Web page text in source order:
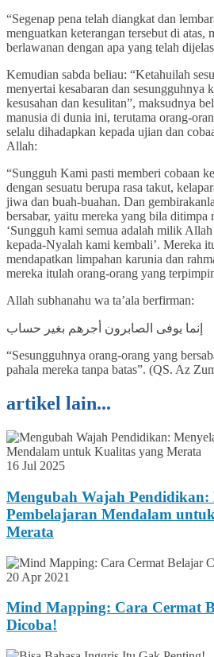
“Segenap pena telah diangkat dan
menguatkan keterangan tersebut di atas,
berlawanan dengan apa yang telah
Kemudian sabda beliau: “Ketahuilah
menyertai kesabaran dan sesungguhnya
kesusahan dan kesulitan”, maksudnya
manusia di dunia ini, terutama orang-
selalu dihadapkan kepada ujian dan
Allah:
“Sungguh Kami pasti memberi cobaan
dengan sesuatu berupa rasa takut,
jiwa dan buah-buahan. Dan
bersabar, yaitu mereka yang bila ditimpa
‘Sungguh kami semua adalah milik
kepada-Nyalah kami kembali’. Mereka
mendapatkan limpahan karunia dan
mereka itulah orang-orang yang
Allah subhanahu wa ta’ala berfirman:
إنما يوفى الصابرون أجرهم بغير حساب
“Sesungguhnya orang-orang yang
pahala mereka tanpa batas”. (QS. Az
artikel lain...
16 Jul 2025
Mengubah Wajah Pendidikan:
Pembelajaran Mendalam
Merata
20 Apr 2021
Mind Mapping: Cara Cermat
Dicoba!